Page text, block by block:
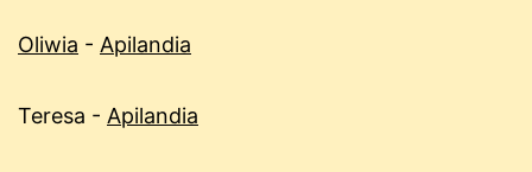
Oliwia - Apilandia
Teresa - Apilandia